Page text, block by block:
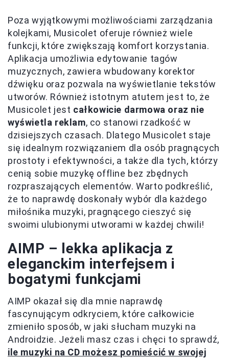
Poza wyjątkowymi możliwościami zarządzania
kolejkami, Musicolet oferuje również wiele
funkcji, które zwiększają komfort korzystania.
Aplikacja umożliwia edytowanie tagów
muzycznych, zawiera wbudowany korektor
dźwięku oraz pozwala na wyświetlanie tekstów
utworów. Również istotnym atutem jest to, że
Musicolet jest całkowicie darmowa oraz nie
wyświetla reklam, co stanowi rzadkość w
dzisiejszych czasach. Dlatego Musicolet staje
się idealnym rozwiązaniem dla osób pragnących
prostoty i efektywności, a także dla tych, którzy
cenią sobie muzykę offline bez zbędnych
rozpraszających elementów. Warto podkreślić,
że to naprawdę doskonały wybór dla każdego
miłośnika muzyki, pragnącego cieszyć się
swoimi ulubionymi utworami w każdej chwili!
AIMP – lekka aplikacja z
eleganckim interfejsem i
bogatymi funkcjami
AIMP okazał się dla mnie naprawdę
fascynującym odkryciem, które całkowicie
zmieniło sposób, w jaki słucham muzyki na
Androidzie. Jeżeli masz czas i chęci to sprawdź,
ile muzyki na CD możesz pomieścić w swojej